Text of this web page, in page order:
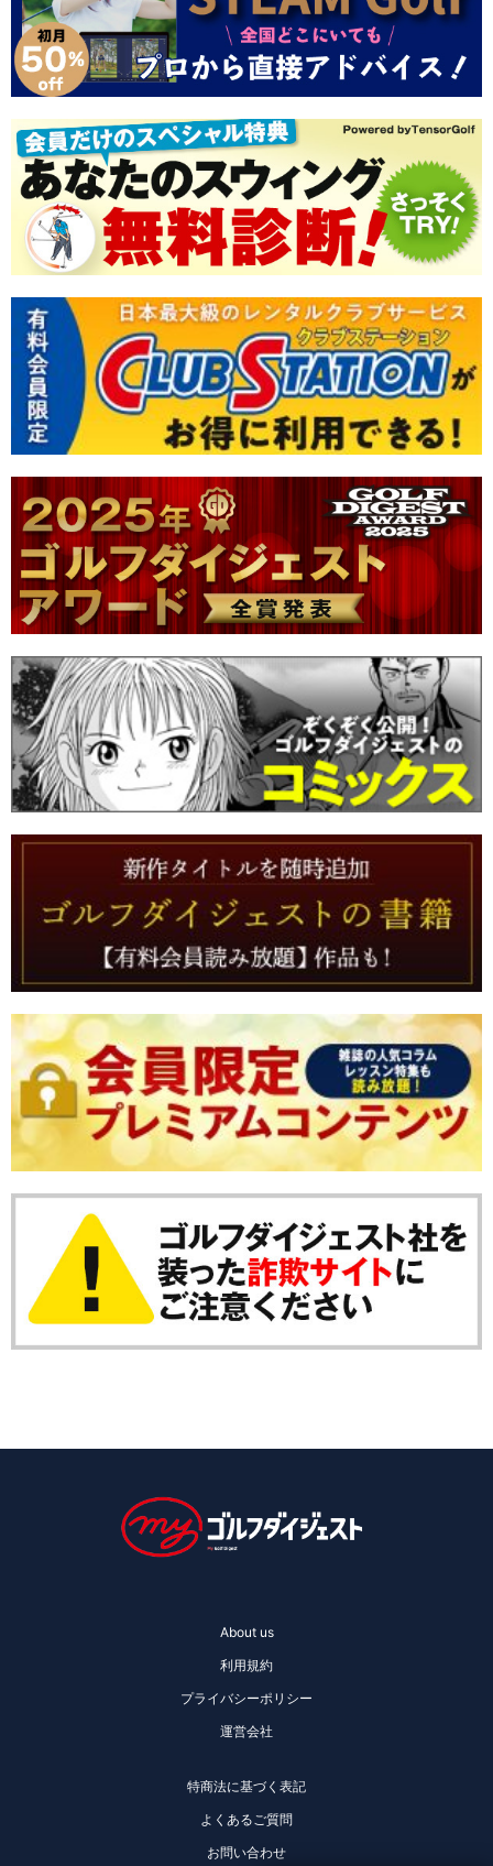
About us
利用規約
プライバシーポリシー
運営会社
特商法に基づく表記
よくあるご質問
お問い合わせ